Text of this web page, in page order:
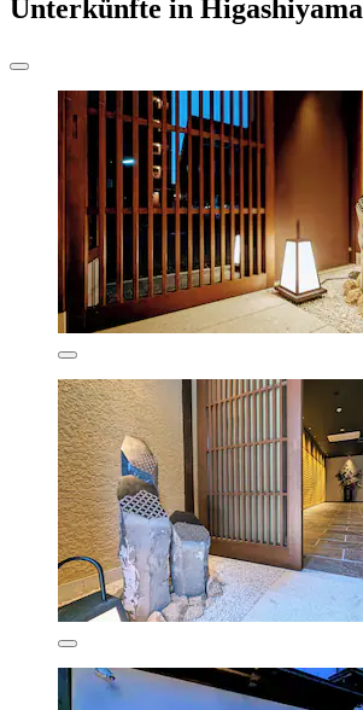
Unterkünfte in Higashiyama